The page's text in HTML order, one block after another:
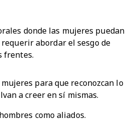
donde las mujeres puedan
requerir abordar el sesgo de
frentes.
mujeres para que reconozcan lo
a creer en sí mismas.
como aliados.